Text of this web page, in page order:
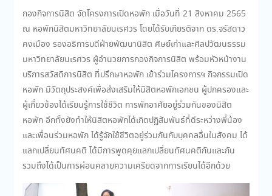
กองกิจการนิสิต จัดโครงการเปิดหอพัก เมื่อวันที่ 21 สิงหาคม 2565
ณ หอพักนิสิตมหาวิทยาลัยนเรศวร โดยได้รับเกียรติจาก ดร.จรัสดาว
คงเมือง รองอธิการบดีฝ่ายพัฒนานิสิต ศิษย์เก่าและศิลปวัฒนธรรม
มหาวิทยาลัยนเรศวร ผู้อำนวยการกองกิจการนิสิต พร้อมหัวหน้างาน
บริการสวัสดิการนิสิต ที่ปรึกษาหอพัก เข้าร่วมโครงการฯ กิจกรรมเปิด
หอพัก มีวัตถุประสงค์เพื่อส่งเสริมให้นิสิตหอพักเอกชน ผู้ปกครองและ
ผู้เกี่ยวข้องได้เรียนรู้การใช้ชีวิต การพักอาศัยอยู่ร่วมกันของนิสิต
หอพัก อีกทั้งยังทำให้นิสิตหอพักได้เกิดปฏิสัมพันธ์ที่ดีระหว่างพี่น้อง
และเพื่อนร่วมหอพัก ได้รู้จักใช้ชีวิตอยู่ร่วมกันกับบุคคลอื่นในสังคม ได้
แลกเปลี่ยนทัศนคติ ได้มีการพูดคุยแลกเปลี่ยนทัศนคติกันและกัน
รวมถึงได้เป็นการผ่อนคลายความเครียดจากการเรียนได้อีกด้วย